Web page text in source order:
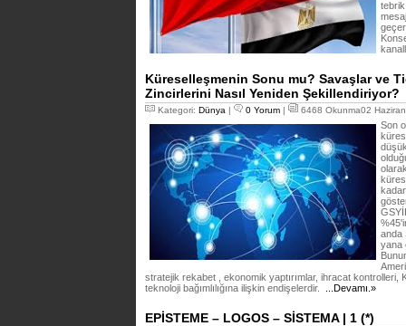
tebrik
Küreselleşmenin Sonu mu? Savaşlar ve
Zincirlerini Nasıl Yeniden Şekillendiriyor?
Kategori: Dünya | 0 Yorum | 6468 Okunma02
Son
anda
yana
stratejik rekabet , ekonomik yaptırımlar, ihracat kontrolleri,
teknoloji bağımlılığına ilişkin endişelerdir.
...Devamı.»
EPİSTEME – LOGOS – SİSTEMA | 1 (*)